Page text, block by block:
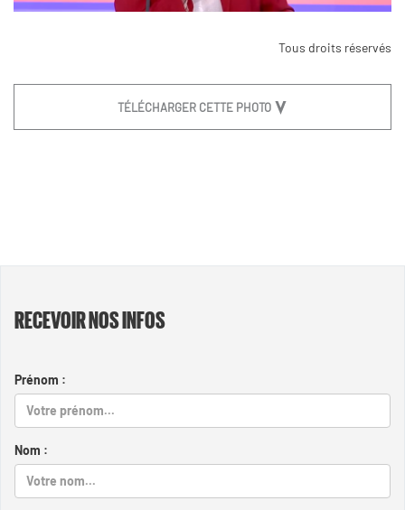
Tous droits réservés
TÉLÉCHARGER CETTE PHOTO
RECEVOIR NOS INFOS
Prénom :
Nom :